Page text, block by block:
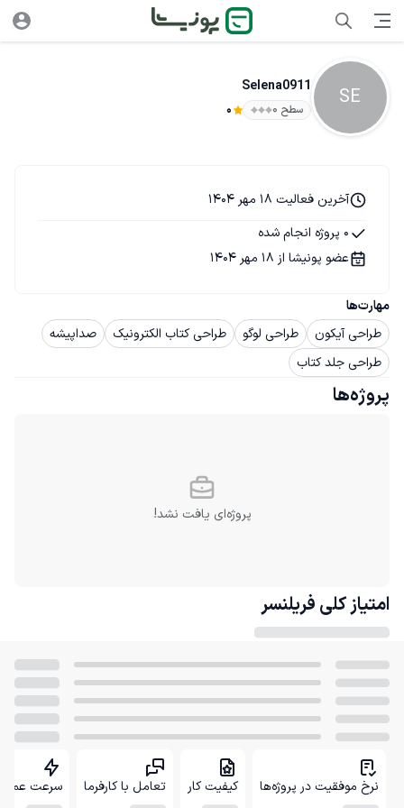
SE
Selena0911
سطح ۰ 0
مهارت‌ها
طراحی آیکون
طراحی لوگو طراحی کتاب الکترونیک
صداپیشه
طراحی جلد کتاب
آخرین فعالیت 18 مهر 1404
0 پروژه انجام شده
عضو پونیشا از 18 مهر 1404
پروژه‌ها
پروژه‌ای یافت نشد!
امتیاز کلی فریلنسر
نرخ موفقیت در پروژه‌ها کیفیت کار تعامل با کارفرما سرعت عمل